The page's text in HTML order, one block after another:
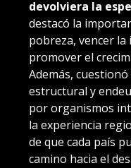
devolviera la
destacó la
pobreza, vencer la
promover el
Además,
estructural y
por organismos
la experiencia
de que cada país
camino hacia el